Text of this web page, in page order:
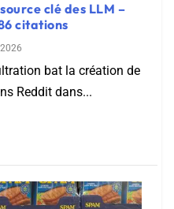
clé des LLM –
citations
bat la création de
Reddit dans...